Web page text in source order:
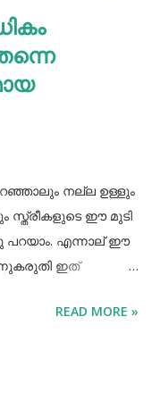
ഒരിക്കൽ ഒരു
നല്ല ഉള്ളും
സ്ത്രീകളുടെ ഈ മുടി
പറയാം. എന്നാല് ഈ
ഇത്
വളര്‍ച്ചയ്ക്ക്
READ MORE »